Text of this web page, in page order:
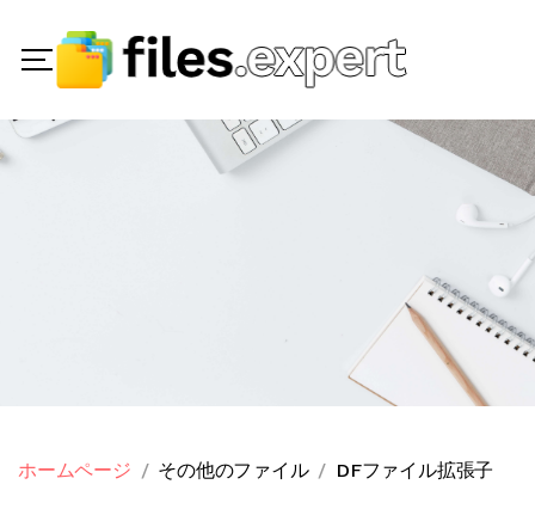
ホームページ その他のファイル DFファイル拡張子